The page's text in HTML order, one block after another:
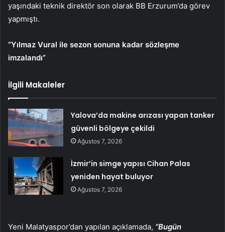
yaşındaki teknik direktör son olarak BB Erzurum’da görev
yapmıştı.
“Yılmaz Vural ile sezon sonuna kadar sözleşme
imzalandı”
İlgili Makaleler
Yalova’da makine arızası yapan tanker
güvenli bölgeye çekildi
Ağustos 7, 2026
İzmir’in simge yapısı Cihan Palas
yeniden hayat buluyor
Ağustos 7, 2026
Yeni Malatyaspor’dan yapılan açıklamada, “Bugün